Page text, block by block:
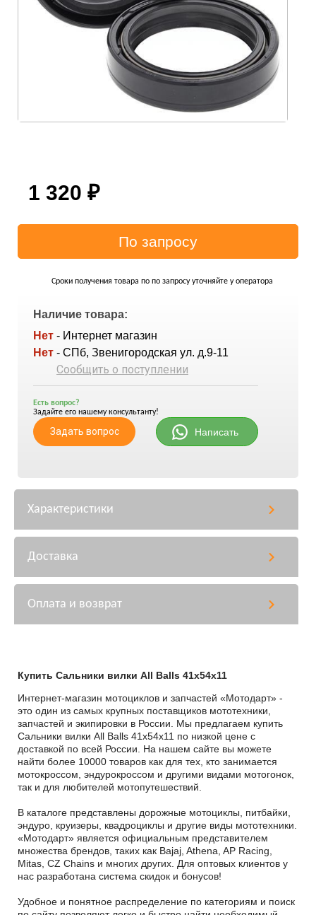
1 320 ₽
Сроки получения товара по по запросу уточняйте у оператора
Наличие товара:
Нет - Интернет магазин
Нет - СПб, Звенигородская ул. д.9-11
Сообщить о поступлении
Есть вопрос?
Задайте его нашему консультанту!
Задать вопрос Написать
Характеристики
Доставка
Оплата и возврат
Купить Сальники вилки All Balls 41x54x11
Интернет-магазин мотоциклов и запчастей «Мотодарт» -
это один из самых крупных поставщиков мототехники,
запчастей и экипировки в России. Мы предлагаем купить
Сальники вилки All Balls 41x54x11 по низкой цене с
доставкой по всей России. На нашем сайте вы можете
найти более 10000 товаров как для тех, кто занимается
мотокроссом, эндурокроссом и другими видами мотогонок,
так и для любителей мотопутешествий.
В каталоге представлены дорожные мотоциклы, питбайки,
эндуро, круизеры, квадроциклы и другие виды мототехники.
«Мотодарт» является официальным представителем
множества брендов, таких как Bajaj, Athena, AP Racing,
Mitas, CZ Chains и многих других. Для оптовых клиентов у
нас разработана система скидок и бонусов!
Удобное и понятное распределение по категориям и поиск